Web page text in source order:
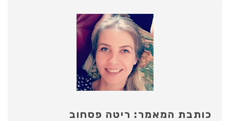
כותבת המאמר: ריטה פסחוב